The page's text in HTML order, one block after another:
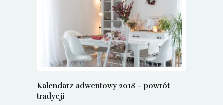
Kalendarz adwentowy 2018 – powrót
tradycji